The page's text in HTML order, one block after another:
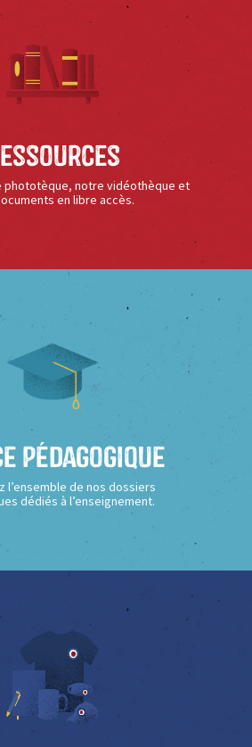
phototèque, notre vidéothèque et
en libre accès.
Pédagogique
l’ensemble de nos dossiers
dédiés à l’enseignement.